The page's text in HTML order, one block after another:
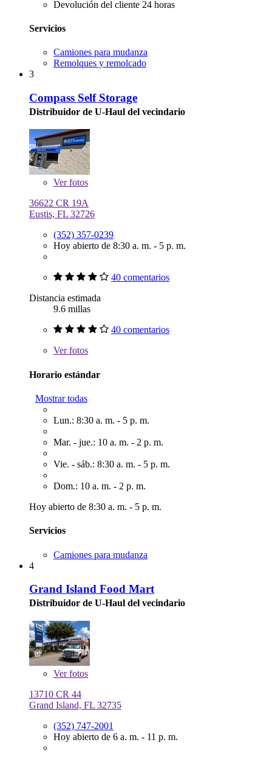
Devolución del cliente 24 horas
Servicios
Camiones para mudanza
Remolques y remolcado
3
Compass Self Storage
Distribuidor de U-Haul del vecindario
Verfotos
36622 CR 19A
Eustis, FL 32726
(352) 357-0239
Hoy abierto de 8:30 a. m. - 5 p. m.
40 comentarios
Distancia estimada
9.6 millas
40 comentarios
Verfotos
Horario estándar
Mostrar todas
Lun.: 8:30 a. m. - 5 p. m.
Mar. - jue.: 10 a. m. - 2 p. m.
Vie. - sáb.: 8:30 a. m. - 5 p. m.
Dom.: 10 a. m. - 2 p. m.
Hoy abierto de 8:30 a. m. - 5 p. m.
Servicios
Camiones para mudanza
4
Grand Island Food Mart
Distribuidor de U-Haul del vecindario
Verfotos
13710 CR 44
Grand Island, FL 32735
(352) 747-2001
Hoy abierto de 6 a. m. - 11 p. m.